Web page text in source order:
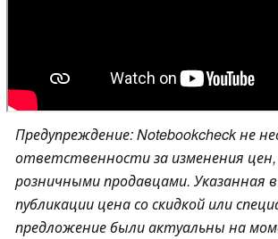
Предупреждение: Notebookcheck не
ответственности за изменения
розничными продавцами. Указанная
публикации цена со скидкой или
предложение были актуальны на